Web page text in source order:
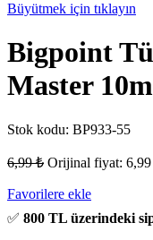
Büyütmek için tıklayın
Bigpoint
Master
Stok kodu: BP933-55
6,99₺ Orijinal fiyat:
Favorilere ekle
✅ 800 TL üzerindeki